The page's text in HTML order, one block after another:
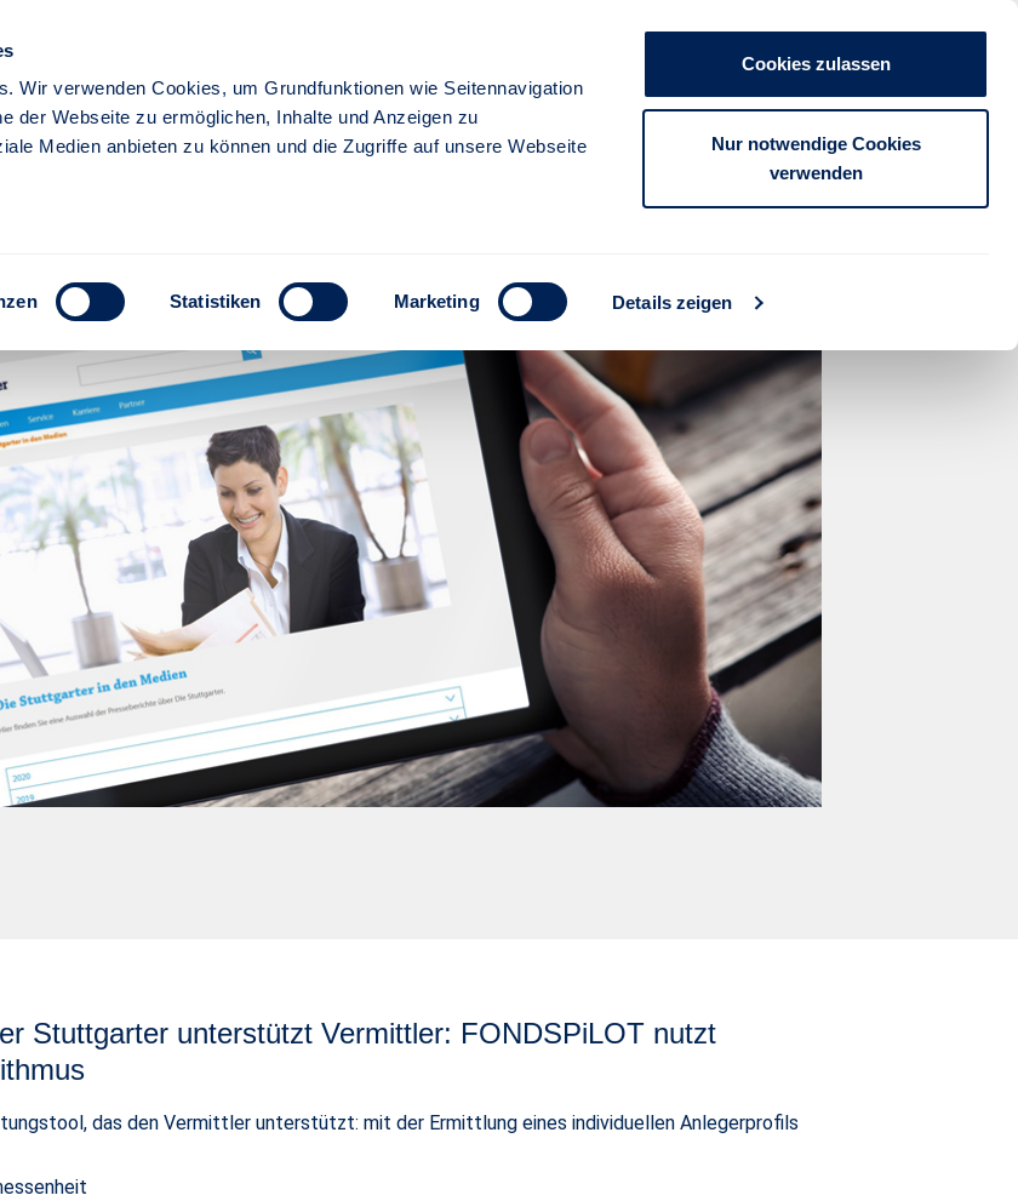
Wir verwenden Cookies, um Grundfunktionen wie Seitennavigation
der Webseite zu ermöglichen, Inhalte und Anzeigen zu
Medien anbieten zu können und die Zugriffe auf unsere Webseite
Statistiken Marketing Details zeigen
Cookies zulassen
Nur notwendige Cookies
verwenden
Unternehmen Presse Kontakt
FÜR PARTNER FÜR KUNDEN
Stuttgarter unterstützt Vermittler: FONDSPiLOT nutzt
das den Vermittler unterstützt: mit der Ermittlung eines individuellen Anlegerprofils